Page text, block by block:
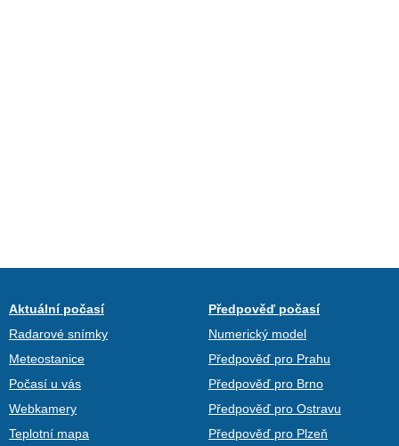
Aktuální počasí
Radarové snímky
Meteostanice
Počasí u vás
Webkamery
Teplotní mapa
Předpověď počasí
Numerický model
Předpověď pro Prahu
Předpověď pro Brno
Předpověď pro Ostravu
Předpověď pro Plzeň